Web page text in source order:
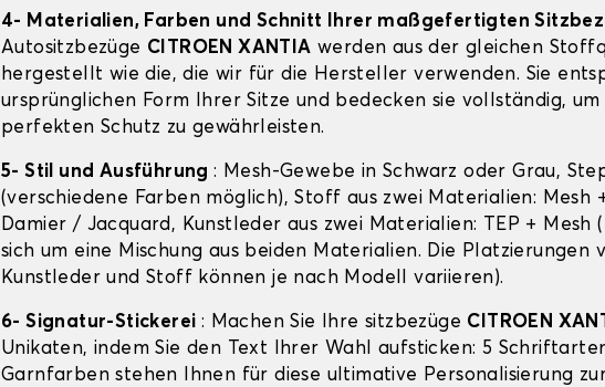
4- Materialien, Farben und Schnitt Ihrer maßgefertigten
Autositzbezüge CITROEN XANTIA werden aus der gleichen
hergestellt wie die, die wir für die Hersteller verwenden. Sie
ursprünglichen Form Ihrer Sitze und bedecken sie vollständig, um
perfekten Schutz zu gewährleisten.
5- Stil und Ausführung: Mesh-Gewebe in Schwarz oder Grau,
(verschiedene Farben möglich), Stoff aus zwei Materialien: Mesh
Damier / Jacquard, Kunstleder aus zwei Materialien: TEP + Mesh
sich um eine Mischung aus beiden Materialien. Die Platzierungen
Kunstleder und Stoff können je nach Modell variieren).
6- Signatur-Stickerei : Machen Sie Ihre sitzbezüge CITROEN
Unikaten, indem Sie den Text Ihrer Wahl aufsticken: 5
Garnfarben stehen Ihnen für diese ultimative Personalisierung